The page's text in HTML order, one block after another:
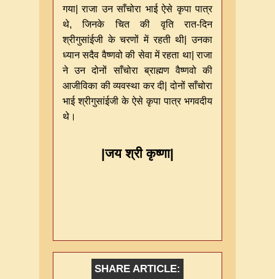
गया| राजा उन साँचोरा भाई ऐसे कृपा पात्र
थे, जिनके चित की वृति रात-दिन
श्रीगुसांईजी के चरणों में रहती थी| उनका
ध्यान सदैव वैष्णवो की सेवा में रहता था| राजा
ने उन दोनों साँचोरा ब्राह्मण वैष्णवो की
आजीविका की व्यवस्था कर दी| दोनों साँचोरा
भाई श्रीगुसांईजी के ऐसे कृपा पात्र भगवदीय
थे।
|जय श्री कृष्णा|
SHARE ARTICLE: